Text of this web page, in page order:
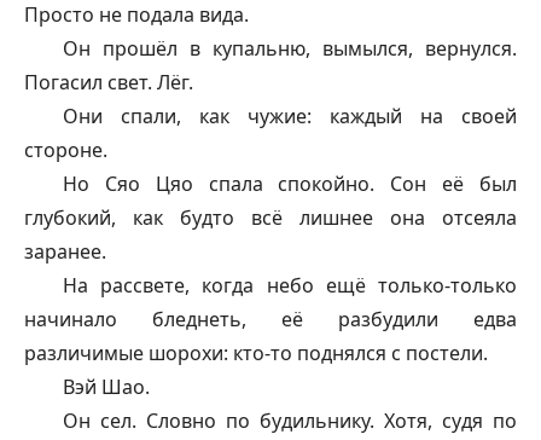
Просто не подала вида.
Он прошёл в купальню, вымылся, вернулся.
Погасил свет. Лёг.
Они спали, как чужие: каждый на своей
стороне.
Но Сяо Цяо спала спокойно. Сон её был
глубокий, как будто всё лишнее она отсеяла
заранее.
На рассвете, когда небо ещё только-только
начинало бледнеть, её разбудили едва
различимые шорохи: кто-то поднялся с постели.
Вэй Шао.
Он сел. Словно по будильнику. Хотя, судя по